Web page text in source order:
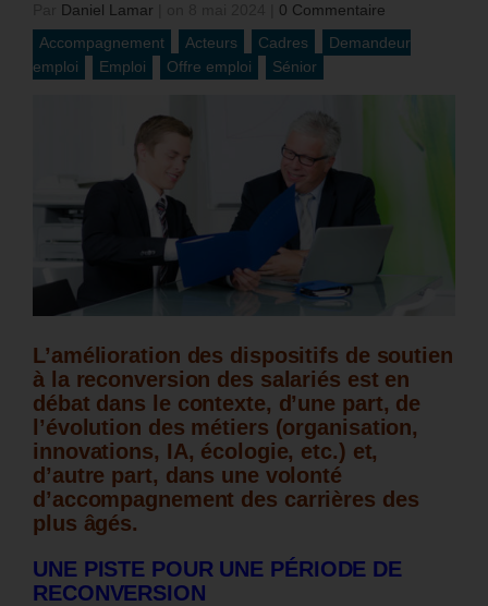
Daniel Lamar
0 Commentaire
Accompagnement
Acteurs Cadres
Demandeur
emploi
Emploi Offre emploi Sénior
L’amélioration des dispositifs de soutien
à la reconversion des salariés est en
débat dans le contexte, d’une part, de
l’évolution des métiers (organisation,
innovations, IA, écologie, etc.) et,
d’autre part, dans une volonté
d’accompagnement des carrières des
plus âgés.
UNE PISTE POUR UNE PÉRIODE DE
RECONVERSION